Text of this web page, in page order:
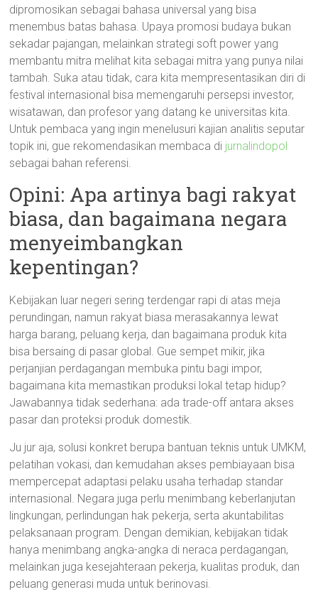
dipromosikan sebagai bahasa universal yang bisa
menembus batas bahasa. Upaya promosi budaya bukan
sekadar pajangan, melainkan strategi soft power yang
membantu mitra melihat kita sebagai mitra yang punya nilai
tambah. Suka atau tidak, cara kita mempresentasikan diri di
festival internasional bisa memengaruhi persepsi investor,
wisatawan, dan profesor yang datang ke universitas kita.
Untuk pembaca yang ingin menelusuri kajian analitis seputar
topik ini, gue rekomendasikan membaca di jurnalindopol
sebagai bahan referensi.
Opini: Apa artinya bagi rakyat
biasa, dan bagaimana negara
menyeimbangkan
kepentingan?
Kebijakan luar negeri sering terdengar rapi di atas meja
perundingan, namun rakyat biasa merasakannya lewat
harga barang, peluang kerja, dan bagaimana produk kita
bisa bersaing di pasar global. Gue sempet mikir, jika
perjanjian perdagangan membuka pintu bagi impor,
bagaimana kita memastikan produksi lokal tetap hidup?
Jawabannya tidak sederhana: ada trade-off antara akses
pasar dan proteksi produk domestik.
Ju jur aja, solusi konkret berupa bantuan teknis untuk UMKM,
pelatihan vokasi, dan kemudahan akses pembiayaan bisa
mempercepat adaptasi pelaku usaha terhadap standar
internasional. Negara juga perlu menimbang keberlanjutan
lingkungan, perlindungan hak pekerja, serta akuntabilitas
pelaksanaan program. Dengan demikian, kebijakan tidak
hanya menimbang angka-angka di neraca perdagangan,
melainkan juga kesejahteraan pekerja, kualitas produk, dan
peluang generasi muda untuk berinovasi.